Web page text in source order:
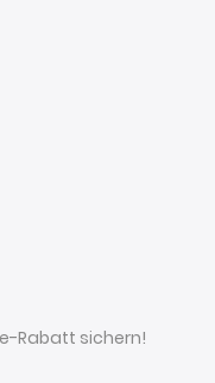
Rabatt sichern!